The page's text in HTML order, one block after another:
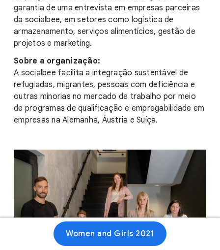
garantia de uma entrevista em empresas parceiras
da socialbee, em setores como logística de
armazenamento, serviços alimentícios, gestão de
projetos e marketing.
Sobre a organização:
A socialbee facilita a integração sustentável de
refugiadas, migrantes, pessoas com deficiência e
outras minorias no mercado de trabalho por meio
de programas de qualificação e empregabilidade em
empresas na Alemanha, Áustria e Suíça.
Women and Girls 2021